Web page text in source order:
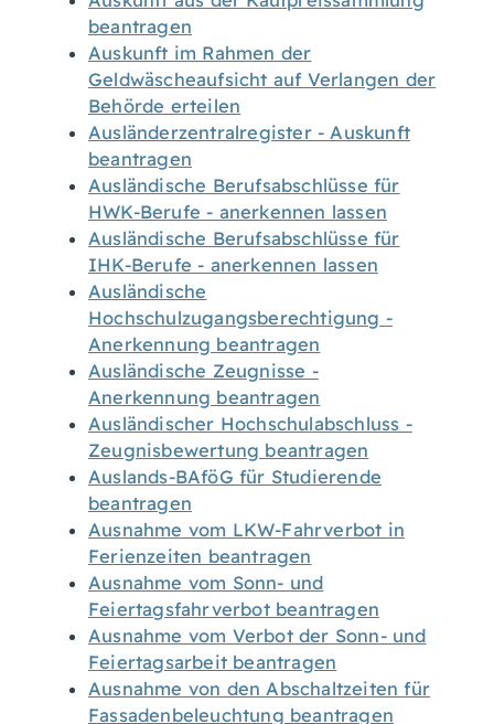
beantragen
Auskunft im Rahmen der
Geldwäscheaufsicht auf Verlangen der
Behörde erteilen
Ausländerzentralregister - Auskunft
beantragen
Ausländische Berufsabschlüsse für
HWK-Berufe - anerkennen lassen
Ausländische Berufsabschlüsse für
IHK-Berufe - anerkennen lassen
Ausländische
Hochschulzugangsberechtigung -
Anerkennung beantragen
Ausländische Zeugnisse -
Anerkennung beantragen
Ausländischer Hochschulabschluss -
Zeugnisbewertung beantragen
Auslands-BAföG für Studierende
beantragen
Ausnahme vom LKW-Fahrverbot in
Ferienzeiten beantragen
Ausnahme vom Sonn- und
Feiertagsfahrverbot beantragen
Ausnahme vom Verbot der Sonn- und
Feiertagsarbeit beantragen
Ausnahme von den Abschaltzeiten für
Fassadenbeleuchtung beantragen